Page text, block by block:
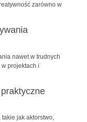
zarówno w
nawet w trudnych
projektach i
jak aktorstwo,